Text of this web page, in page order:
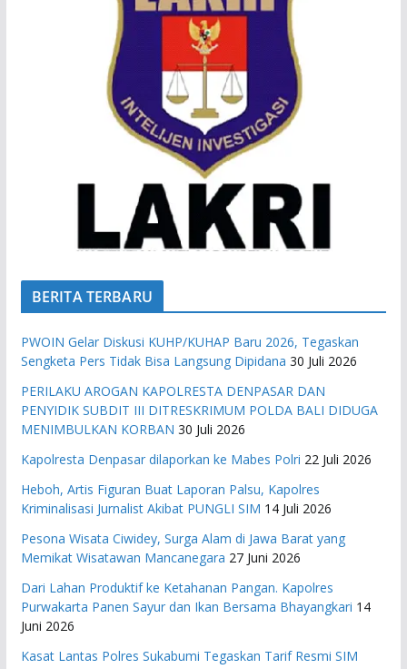
BERITA TERBARU
PWOIN Gelar Diskusi KUHP/KUHAP Baru 2026, Tegaskan
Sengketa Pers Tidak Bisa Langsung Dipidana 30 Juli 2026
PERILAKU AROGAN KAPOLRESTA DENPASAR DAN
PENYIDIK SUBDIT III DITRESKRIMUM POLDA BALI DIDUGA
MENIMBULKAN KORBAN 30 Juli 2026
Kapolresta Denpasar dilaporkan ke Mabes Polri 22 Juli 2026
Heboh, Artis Figuran Buat Laporan Palsu, Kapolres
Kriminalisasi Jurnalist Akibat PUNGLI SIM 14 Juli 2026
Pesona Wisata Ciwidey, Surga Alam di Jawa Barat yang
Memikat Wisatawan Mancanegara 27 Juni 2026
Dari Lahan Produktif ke Ketahanan Pangan. Kapolres
Purwakarta Panen Sayur dan Ikan Bersama Bhayangkari 14
Juni 2026
Kasat Lantas Polres Sukabumi Tegaskan Tarif Resmi SIM